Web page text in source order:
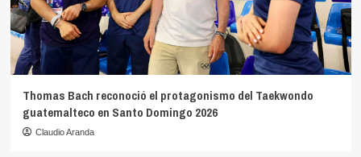
Thomas Bach reconoció el protagonismo del Taekwondo
guatemalteco en Santo Domingo 2026
Claudio Aranda